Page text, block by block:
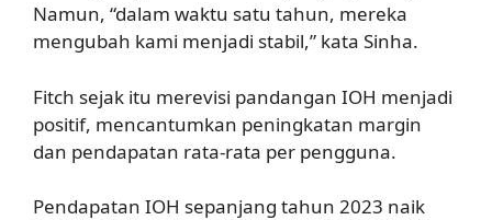
Namun, “dalam waktu satu tahun, mereka
mengubah kami menjadi stabil,” kata Sinha.
Fitch sejak itu merevisi pandangan IOH menjadi
positif, mencantumkan peningkatan margin
dan pendapatan rata-rata per pengguna.
Pendapatan IOH sepanjang tahun 2023 naik